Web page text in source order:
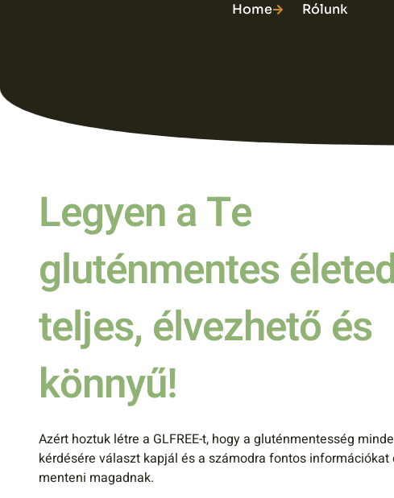
Home Rólunk
Legyen a Te
gluténmentes
teljes, élvezhető és
könnyű!
Azért hoztuk létre a GLFREE-t, hogy a gluténmentesség
kérdésére választ kapjál és a számodra fontos információkat
menteni magadnak.